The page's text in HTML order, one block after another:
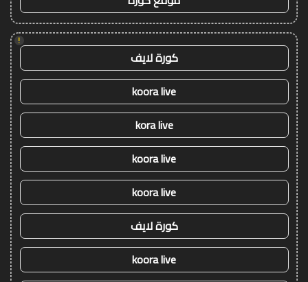
!
كورة لايف
koora live
kora live
koora live
koora live
كورة لايف
koora live